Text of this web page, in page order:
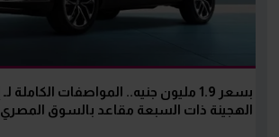
الهجينة ذات السبعة مقاعد بالسوق المصري